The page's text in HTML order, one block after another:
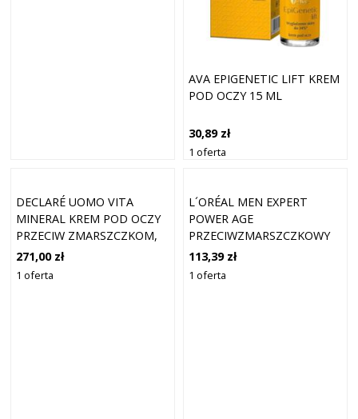
AVA EPIGENETIC LIFT KREM
POD OCZY 15 ML
30,89 zł
1 oferta
DECLARÉ UOMO VITA
MINERAL KREM POD OCZY
PRZECIW ZMARSZCZKOM,
OPUCHNIĘCIOM I
PRZEBARWIENIOM 15 ML
271,00 zł
1 oferta
L´ORÉAL MEN EXPERT
POWER AGE
PRZECIWZMARSZCZKOWY
KONTUR OCZU Z KWASEM
HIALURONOWYM KREMY
113,39 zł
1 oferta